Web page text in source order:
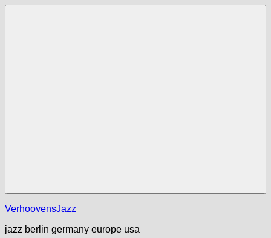
Zum
VerhoovensJazz
jazz berlin germany europe usa